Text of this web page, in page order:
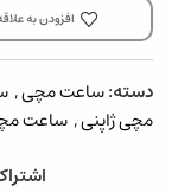
افزودن به
دسته:ساعت مچی,
مچی ژاپنی, ساعت